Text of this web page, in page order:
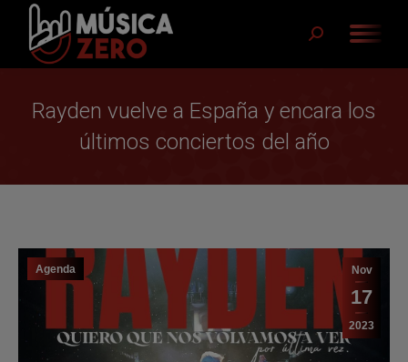
Buscar:
Rayden vuelve a España y encara los
últimos conciertos del año
Nov
17
2023
Agenda